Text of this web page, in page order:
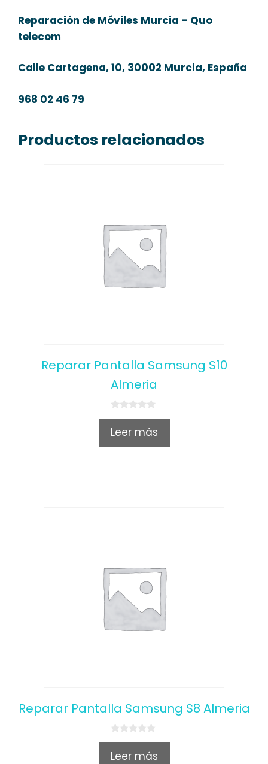
Reparación de Móviles Murcia – Quo
telecom
Calle Cartagena, 10, 30002 Murcia, España
968 02 46 79
Productos relacionados
Reparar Pantalla Samsung S10
Almeria
0
u
Leer más
Reparar Pantalla Samsung S8 Almeria
0
u
Leer más